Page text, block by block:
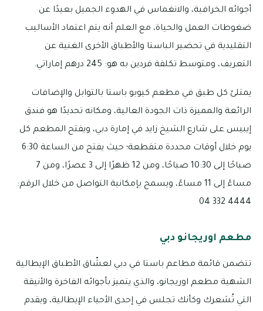
أجوائه الخرافية، والانغماس في الهدوء الجميل بعيدًا عن
ضغوطات العمل والحياة، مع العلم أنه يتم اعتماد الأساليب
التقليدية في تحضير الباستا والأطباق الأخرى الغنية عن
التعريف، ومتوسط تكلفة فردين به هو: 245 درهم إماراتي.
يمتلئ كل طبق في مطعم كيوبو باستا بالتوابل والإضافات
الرائعة والمميزة ذات الجودة العالية، ومكانه تحديدًا هو فندق
إيبيس على شارع الشيخ زايد في إمارة دبي، ويفتح المطعم كل
يوم خلال أوقات محددة متقطعة؛ حيث يفتح من الساعة 6:30
صباحًا إلى 10:30 صباحًا، ومن 12 ظهرًا إلى 3 عصرًا، ومن 7
مساءً إلى 11 مساءً، ويسمح بإمكانية التواصل من خلال الرقم:
4444 332 04
مطعم اوريجانو دبي
تتضمن قائمة مطاعم باستا في دبي لعشّاق الأطباق الإيطالية
الشهية مطعم اوريجانو، والذي يتميز بأجوائه الفاخرة والأنيقة
التي تُشعرك وكأنك تجلس في إحدى الأحياء الإيطالية، ويقدم